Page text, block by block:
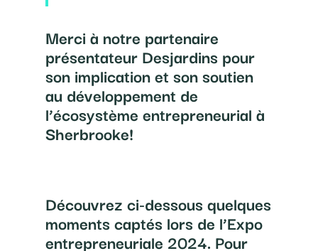
Merci à notre partenaire
présentateur Desjardins pour
son implication et son soutien
au développement de
l’écosystème entrepreneurial à
Sherbrooke!
Découvrez ci-dessous quelques
moments captés lors de l’Expo
entrepreneuriale 2024. Pour